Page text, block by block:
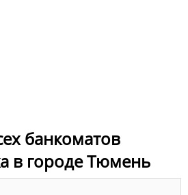
банкоматов
в городе Тюмень